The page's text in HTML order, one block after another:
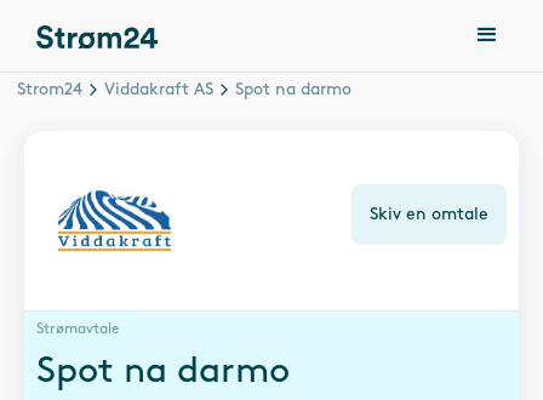
Strom24 Viddakraft AS Spot na darmo
Skiv en omtale
Strømavtale
Spot na darmo